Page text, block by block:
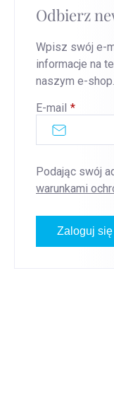
Odbierz
Wpisz swój e-
informacje na
naszym e-shop.
E-mail
Podając swój
warunkami
Zaloguj się